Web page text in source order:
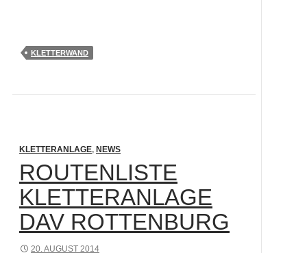
KLETTERWAND
KLETTERANLAGE, NEWS
ROUTENLISTE
KLETTERANLAGE
DAV ROTTENBURG
20. AUGUST 2014